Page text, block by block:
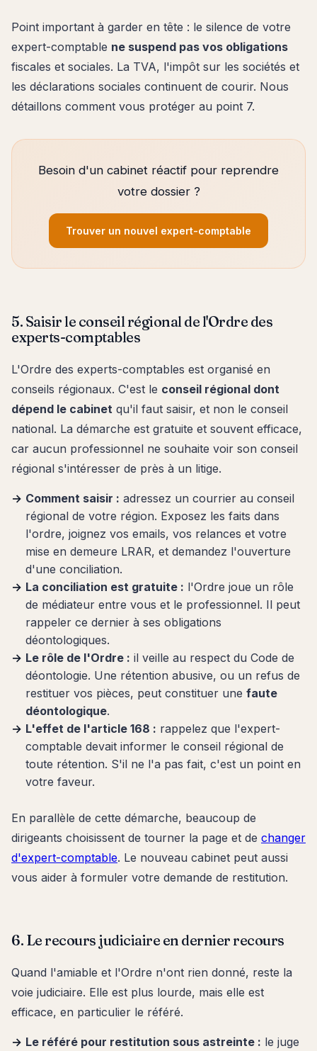
Point important à garder en tête : le silence de votre
expert-comptable ne suspend pas vos obligations
fiscales et sociales. La TVA, l'impôt sur les sociétés et
les déclarations sociales continuent de courir. Nous
détaillons comment vous protéger au point 7.
Besoin d'un cabinet réactif pour reprendre
votre dossier ?
Trouver un nouvel expert-comptable
5. Saisir le conseil régional de l'Ordre des
experts-comptables
L'Ordre des experts-comptables est organisé en
conseils régionaux. C'est le conseil régional dont
dépend le cabinet qu'il faut saisir, et non le conseil
national. La démarche est gratuite et souvent efficace,
car aucun professionnel ne souhaite voir son conseil
régional s'intéresser de près à un litige.
Comment saisir : adressez un courrier au conseil
régional de votre région. Exposez les faits dans
l'ordre, joignez vos emails, vos relances et votre
mise en demeure LRAR, et demandez l'ouverture
d'une conciliation.
La conciliation est gratuite : l'Ordre joue un rôle
de médiateur entre vous et le professionnel. Il peut
rappeler ce dernier à ses obligations
déontologiques.
Le rôle de l'Ordre : il veille au respect du Code de
déontologie. Une rétention abusive, ou un refus de
restituer vos pièces, peut constituer une faute
déontologique.
L'effet de l'article 168 : rappelez que l'expert-
comptable devait informer le conseil régional de
toute rétention. S'il ne l'a pas fait, c'est un point en
votre faveur.
En parallèle de cette démarche, beaucoup de
dirigeants choisissent de tourner la page et de changer
d'expert-comptable. Le nouveau cabinet peut aussi
vous aider à formuler votre demande de restitution.
6. Le recours judiciaire en dernier recours
Quand l'amiable et l'Ordre n'ont rien donné, reste la
voie judiciaire. Elle est plus lourde, mais elle est
efficace, en particulier le référé.
Le référé pour restitution sous astreinte : le juge